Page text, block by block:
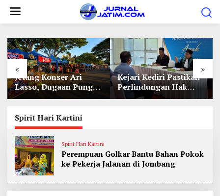
« »
Jelang Konser Ari
Lasso, Dugaan Pungli
Lapak UMKM di Hari
Kejari Kediri Pastikan
Perlindungan Hak
Anak Lewat Penetapan
Spirit Hari Kartini
Spirit Hari Kartini
Perempuan Golkar Bantu Bahan Pokok
ke Pekerja Jalanan di Jombang